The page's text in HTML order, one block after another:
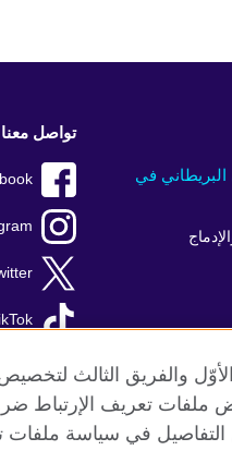
في
تواصل معنا
والفريق الثالث
بعض ملفات تعريف الإرتباط
في سياسة ملفات